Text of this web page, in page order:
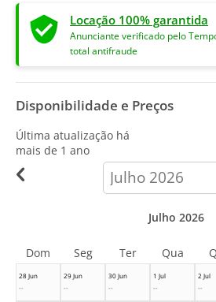
Locação 100% garantida
Anunciante verificado pelo
total antifraude
Disponibilidade e Preços
Última atualização há
mais de 1 ano
calendar-
month
28 Jun
--
29 Jun
--
30 Jun
--
1 Jul
--
2 Jul
--
Julho 2026
Dom Seg Ter Qua